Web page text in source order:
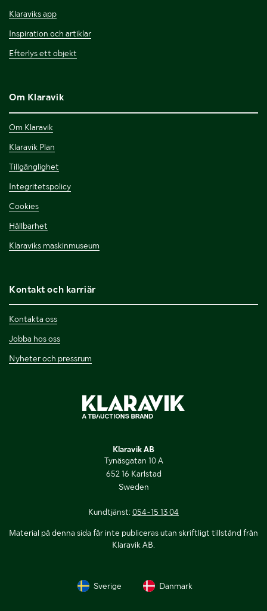
Klaraviks app
Inspiration och artiklar
Efterlys ett objekt
Om Klaravik
Om Klaravik
Klaravik Plan
Tillgänglighet
Integritetspolicy
Cookies
Hållbarhet
Klaraviks maskinmuseum
Kontakt och karriär
Kontakta oss
Jobba hos oss
Nyheter och pressrum
Klaravik AB
Tynäsgatan 10 A
652 16 Karlstad
Sweden
Kundtjänst: 054-15 13 04
Material på denna sida får inte publiceras utan skriftligt tillstånd från
Klaravik AB.
Sverige Danmark